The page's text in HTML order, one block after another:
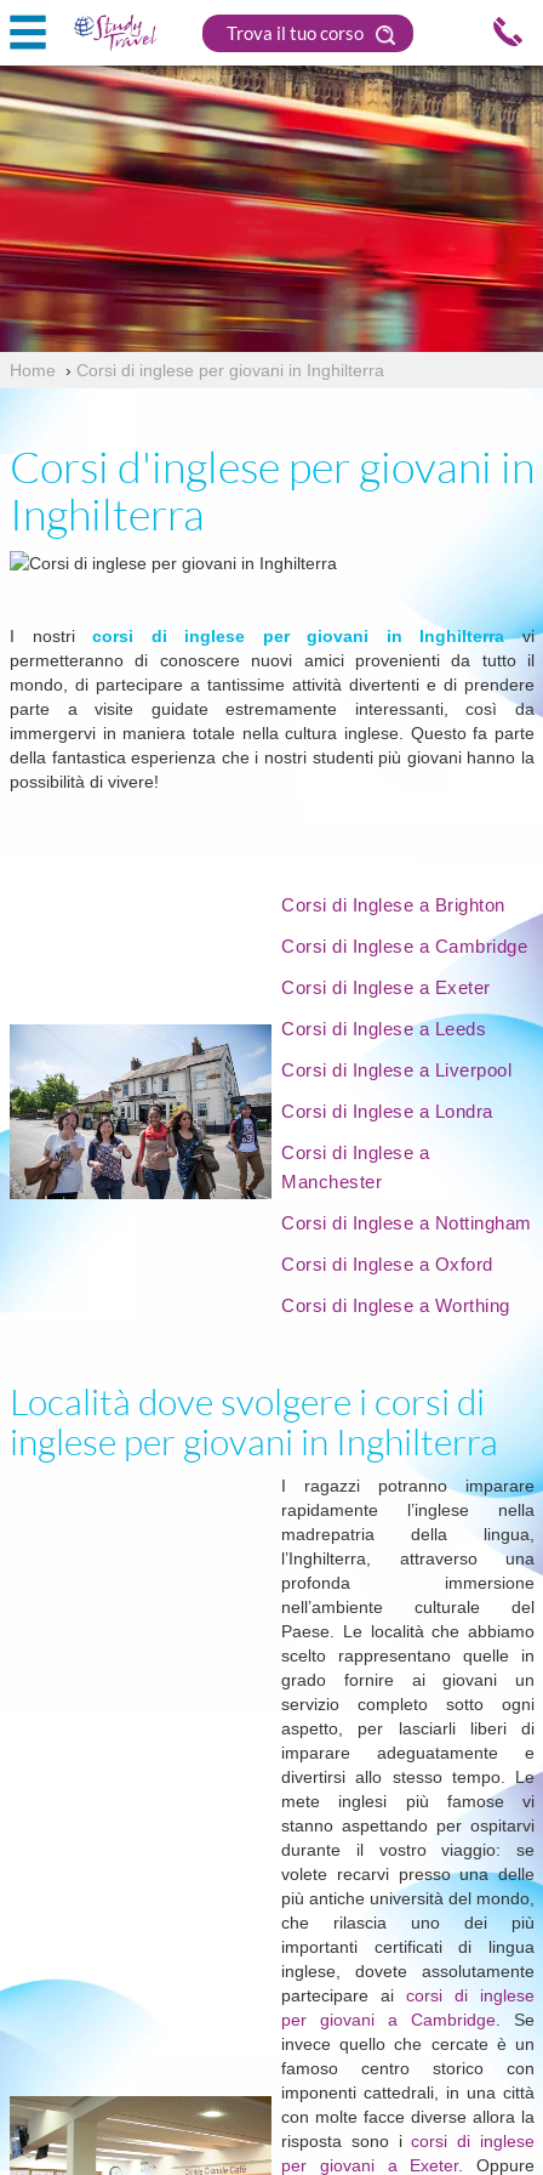
Trova il tuo corso
Home › Corsi di inglese per giovani in Inghilterra
Corsi d'inglese per giovani in
Inghilterra
I nostricorsi di inglese per giovani in Inghilterravi
permetteranno di conoscere nuovi amici provenienti da tutto il
mondo, di partecipare a tantissime attività divertenti e di prendere
parte a visite guidate estremamente interessanti, così da
immergervi in maniera totale nella cultura inglese. Questo fa parte
della fantastica esperienza che i nostri studenti più giovani hanno la
possibilità di vivere!
Corsi di Inglese a Brighton
Corsi di Inglese a Cambridge
Corsi di Inglese a Exeter
Corsi di Inglese a Leeds
Corsi di Inglese a Liverpool
Corsi di Inglese a Londra
Corsi di Inglese a
Manchester
Corsi di Inglese a Nottingham
Corsi di Inglese a Oxford
Corsi di Inglese a Worthing
Località dove svolgere i corsi di
inglese per giovani in Inghilterra
I ragazzi potranno imparare
rapidamente l’inglese nella
madrepatria della lingua,
l’Inghilterra, attraverso una
profonda immersione
nell’ambiente culturale del
Paese. Le località che abbiamo
scelto rappresentano quelle in
grado fornire ai giovani un
servizio completo sotto ogni
aspetto, per lasciarli liberi di
imparare adeguatamente e
divertirsi allo stesso tempo. Le
mete inglesi più famose vi
stanno aspettando per ospitarvi
durante il vostro viaggio: se
volete recarvi presso una delle
più antiche università del mondo,
che rilascia uno dei più
importanti certificati di lingua
inglese, dovete assolutamente
partecipare ai corsi di inglese
per giovani a Cambridge . Se
invece quello che cercate è un
famoso centro storico con
imponenti cattedrali, in una città
con molte facce diverse allora la
risposta sono icorsi di inglese
per giovani a Exeter. Oppure